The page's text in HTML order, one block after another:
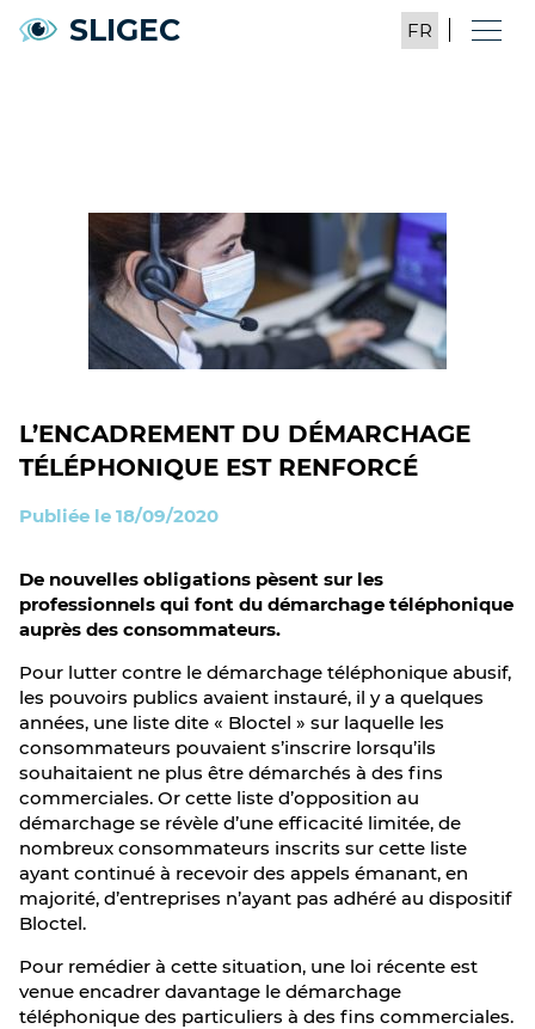
SLIGEC
L’ENCADREMENT DU DÉMARCHAGE
TÉLÉPHONIQUE EST RENFORCÉ
Publiée le 18/09/2020
De nouvelles obligations pèsent sur les
professionnels qui font du démarchage téléphonique
auprès des consommateurs.
Pour lutter contre le démarchage téléphonique abusif,
les pouvoirs publics avaient instauré, il y a quelques
années, une liste dite « Bloctel » sur laquelle les
consommateurs pouvaient s’inscrire lorsqu’ils
souhaitaient ne plus être démarchés à des fins
commerciales. Or cette liste d’opposition au
démarchage se révèle d’une efficacité limitée, de
nombreux consommateurs inscrits sur cette liste
ayant continué à recevoir des appels émanant, en
majorité, d’entreprises n’ayant pas adhéré au dispositif
Bloctel.
Pour remédier à cette situation, une loi récente est
venue encadrer davantage le démarchage
téléphonique des particuliers à des fins commerciales.